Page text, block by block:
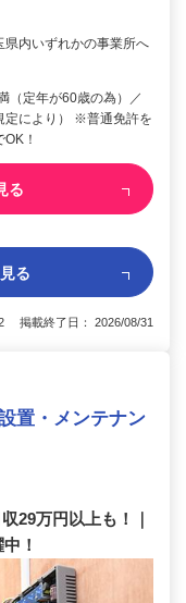
内いずれかの事業所へ
（定年が60歳の為）／
定により） ※普通免許を
！
る
る
掲載終了日： 2026/08/31
置・メンテナン
29万円以上も！｜
！